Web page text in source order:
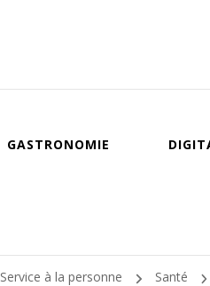
GASTRONOMIE
Service à la personne Santé